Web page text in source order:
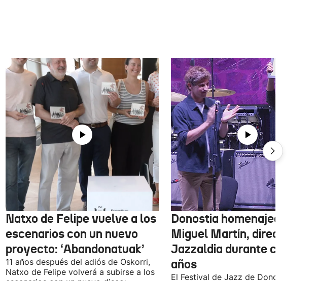
Natxo de Felipe vuelve a los
escenarios con un nuevo
proyecto: ‘Abandonatuak’
11 años después del adiós de Oskorri,
Natxo de Felipe volverá a subirse a los
Donostia homenajea a
Miguel Martín, director del
Jazzaldia durante casi 50
años
El Festival de Jazz de Donostia-San